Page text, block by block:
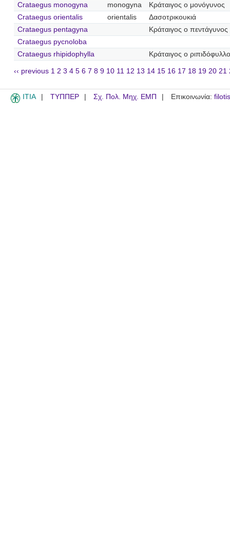
Crataegus monogyna
monogyna
Κράταιγος ο μονόγυνος
Crataegus orientalis
orientalis
Δασοτρικουκιά
Crataegus pentagyna
Κράταιγος ο πεντάγυνος
Crataegus pycnoloba
Crataegus rhipidophylla
Κράταιγος ο
‹‹ previous 1 2 3 4 5 6 7 8 9 10 11 12 13 14 15 16 17 18 19 20 21
ITIA ΤΥΠΠΕΡ Σχ. Πολ. Μηχ. ΕΜΠ Επικοινωνία: